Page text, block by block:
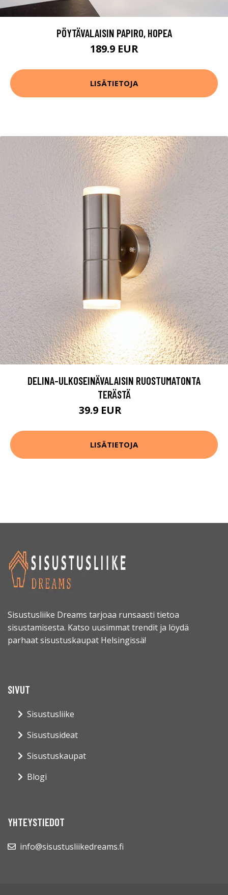
PÖYTÄVALAISIN PAPIRO, HOPEA
189.9 EUR
LISÄTIETOJA
DELINA-ULKOSEINÄVALAISIN RUOSTUMATONTA
TERÄSTÄ
39.9 EUR
LISÄTIETOJA
Sisustusliike Dreams tarjoaa runsaasti tietoa
sisustamisesta. Katso uusimmat trendit ja löydä
parhaat sisustuskaupat Helsingissä!
SIVUT
Sisustusliike
Sisustusideat
Sisustuskaupat
Blogi
YHTEYSTIEDOT
info@sisustusliikedreams.fi